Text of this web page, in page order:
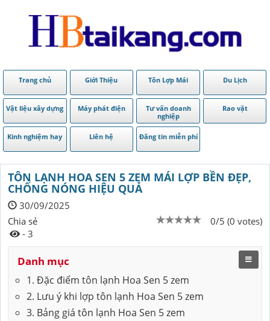
Trang chủ Giới Thiệu Tôn Lợp Mái Du Lịch
Vật liệu xây dựng Máy phát điện
Tư vấn doanh
nghiệp
Rao vặt
Kinh nghiệm hay Liên hệ Đăng tin miễn phí
TÔN LẠNH HOA SEN 5 ZEM MÁI LỢP BỀN ĐẸP,
CHỐNG NÓNG HIỆU QUẢ
30/09/2025
0/5 (0 votes)
Chia sẻ
- 3
Danh mục
1. Đặc điểm tôn lạnh Hoa Sen 5 zem
2. Lưu ý khi lợp tôn lạnh Hoa Sen 5 zem
3. Bảng giá tôn lạnh Hoa Sen 5 zem